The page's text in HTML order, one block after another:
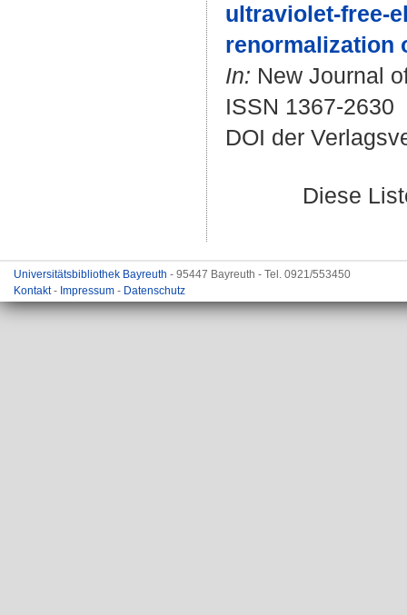
ultraviolet-free-
renormalization
In: New Journal
ISSN 1367-2630
DOI der
Diese
Universitätsbibliothek Bayreuth - 95447 Bayreuth - Tel. 0921/553450
Kontakt- Impressum - Datenschutz